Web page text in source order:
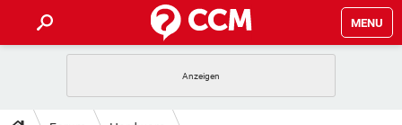
MENU
TIPPS & TRICKS